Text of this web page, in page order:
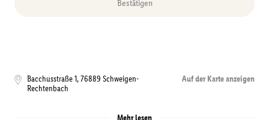
Bestätigen
Bacchusstraße 1,76889 Schweigen-
Rechtenbach
Auf der Karte anzeigen
Mehr lesen